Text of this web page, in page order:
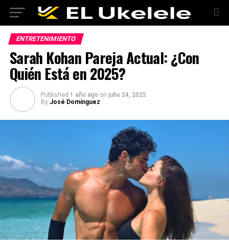
ENTRETENIMIENTO
Sarah Kohan Pareja Actual: ¿Con
Quién Está en 2025?
Published 1 año ago on julio 24, 2025
By José Domínguez